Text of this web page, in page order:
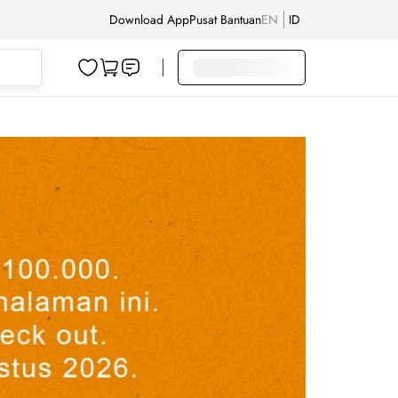
Download AppPusat BantuanEN ID